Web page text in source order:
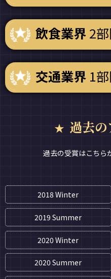
飲食業界2
交通業界 1
過去
過去の受賞はこちら
2018 Winter
2019 Summer
2020 Winter
2020 Summer